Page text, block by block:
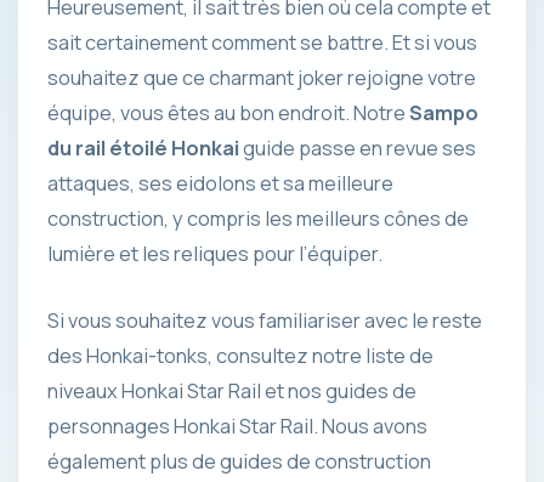
Heureusement, il sait très bien où cela compte et
sait certainement comment se battre. Et si vous
souhaitez que ce charmant joker rejoigne votre
équipe, vous êtes au bon endroit. NotreSampo
du rail étoilé Honkaiguide passe en revue ses
attaques, ses eidolons et sa meilleure
construction, y compris les meilleurs cônes de
lumière et les reliques pour l’équiper.
Si vous souhaitez vous familiariser avec le reste
des Honkai-tonks, consultez notre liste de
niveaux Honkai Star Rail et nos guides de
personnages Honkai Star Rail. Nous avons
également plus de guides de construction